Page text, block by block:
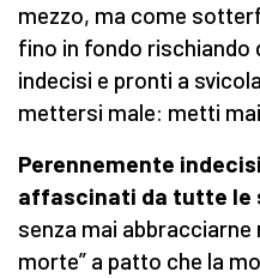
mezzo, ma come
fino in fondo rischiando
indecisi e pronti a
mettersi male: metti
Perennemente
affascinati da tutte le
senza mai abbracciarne
morte” a patto che la